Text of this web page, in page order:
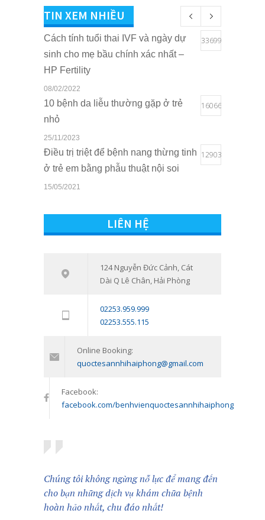
TIN XEM NHIỀU
Cách tính tuổi thai IVF và ngày dự
sinh cho mẹ bầu chính xác nhất –
HP Fertility
33699
08/02/2022
10 bệnh da liễu thường gặp ở trẻ
nhỏ
16066
25/11/2023
Điều trị triệt để bệnh nang thừng tinh
ở trẻ em bằng phẫu thuật nội soi
12903
15/05/2021
BHYT tại Bệnh viện Quốc tế Sản
Nhi Hải Phòng
Tham vấn – Trị liệu tâm lý trẻ em và
trẻ vị thành niên: Đồng hành cùng
tâm lý
LIÊN HỆ
124 Nguyễn Đức Cảnh, Cát
Dài Q Lê Chân, Hải Phòng
02253.959.999
02253.555.115
Online Booking:
quoctesannhihaiphong@gmail.com
Facebook:
facebook.com/benhvienquoctesannhihaiphong
Chúng tôi không ngừng nỗ lực để mang đến
cho bạn những dịch vụ khám chữa bệnh
hoàn hảo nhất, chu đáo nhất!